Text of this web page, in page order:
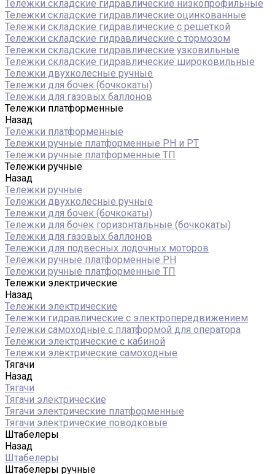
Тележки складские гидравлические низкопрофильные
Тележки складские гидравлические оцинкованные
Тележки складские гидравлические с решеткой
Тележки складские гидравлические с тормозом
Тележки складские гидравлические узковильные
Тележки складские гидравлические широковильные
Тележки двухколесные ручные
Тележки для бочек (бочкокаты)
Тележки для газовых баллонов
Тележки платформенные
Назад
Тележки платформенные
Тележки ручные платформенные PH и PT
Тележки ручные платформенные ТП
Тележки ручные
Назад
Тележки ручные
Тележки двухколесные ручные
Тележки для бочек (бочкокаты)
Тележки для бочек горизонтальные (бочкокаты)
Тележки для газовых баллонов
Тележки для подвесных лодочных моторов
Тележки ручные платформенные PH
Тележки ручные платформенные ТП
Тележки электрические
Назад
Тележки электрические
Тележки гидравлические с электропередвижением
Тележки самоходные с платформой для оператора
Тележки электрические с кабиной
Тележки электрические самоходные
Тягачи
Назад
Тягачи
Тягачи электрические
Тягачи электрические платформенные
Тягачи электрические поводковые
Штабелеры
Назад
Штабелеры
Штабелеры ручные